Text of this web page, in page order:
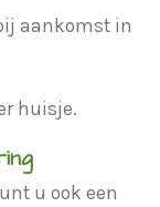
aankomst in
huisje.
u ook een